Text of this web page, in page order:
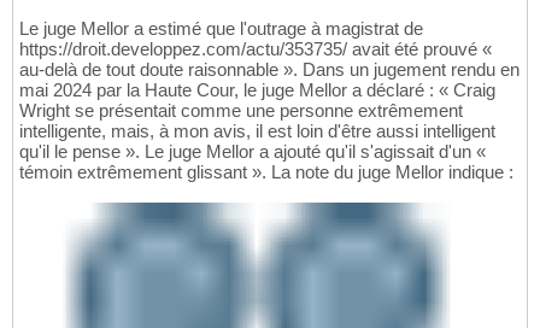
Le juge Mellor a estimé que l'outrage à magistrat de
https://droit.developpez.com/actu/353735/ avait été prouvé «
au-delà de tout doute raisonnable ». Dans un jugement rendu en
mai 2024 par la Haute Cour, le juge Mellor a déclaré : « Craig
Wright se présentait comme une personne extrêmement
intelligente, mais, à mon avis, il est loin d'être aussi intelligent
qu'il le pense ». Le juge Mellor a ajouté qu'il s'agissait d'un «
témoin extrêmement glissant ». La note du juge Mellor indique :